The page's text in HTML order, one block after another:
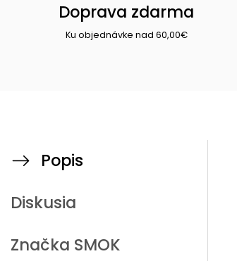
Doprava zdarma
Ku objednávke nad 60,00€
Popis
Diskusia
Značka SMOK